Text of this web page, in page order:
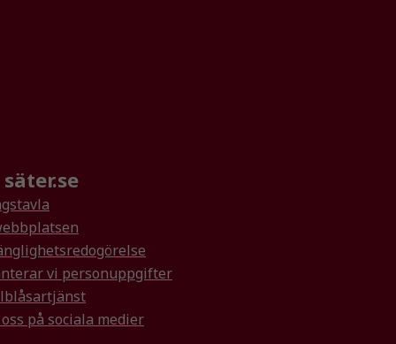
vi personuppgifter
på sociala medier